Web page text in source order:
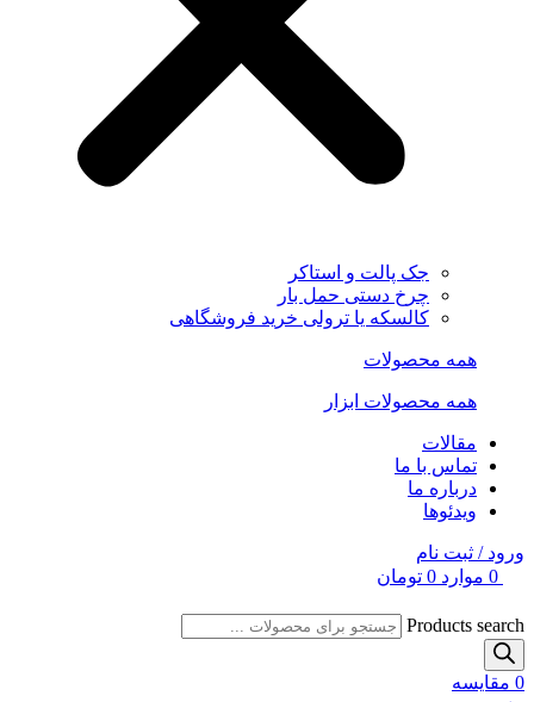
جک پالت و استاکر
چرخ دستی حمل بار
کالسکه یا ترولی خرید فروشگاهی
همه محصولات
همه محصولات ابزار
مقالات
تماس با ما
درباره ما
ویدئوها
ورود / ثبت نام
0 موارد 0 تومان
Products search
0 مقایسه